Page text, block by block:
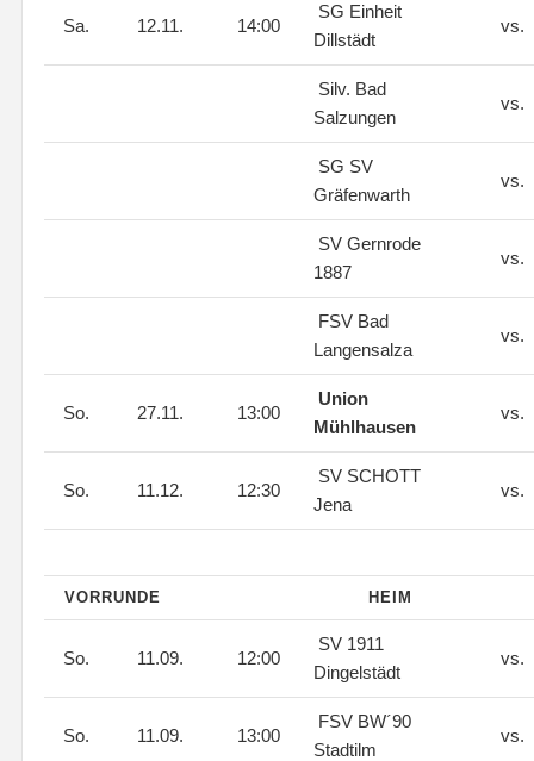
Sa. 12.11. 14:00
SG Einheit
Dillstädt
vs.
Silv. Bad
Salzungen
vs.
SG SV
Gräfenwarth
vs.
SV Gernrode
1887
vs.
FSV Bad
Langensalza
vs.
So. 27.11. 13:00
Union
Mühlhausen
vs.
So. 11.12. 12:30
SV SCHOTT
Jena
vs.
VORRUNDE HEIM
So. 11.09. 12:00
SV 1911
Dingelstädt
vs.
So. 11.09. 13:00
FSV BW´90
Stadtilm
vs.